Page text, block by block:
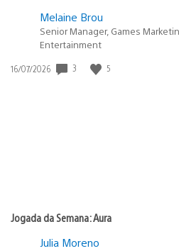
Melaine Brou
Senior Manager, Games
Entertainment
Data
16/07/2026 3 5
Jogada da Semana: Aura
Julia Moreno